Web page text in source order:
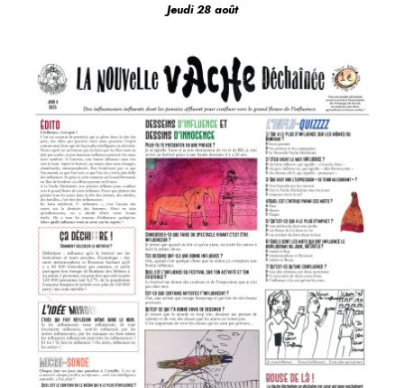
Jeudi 28 août